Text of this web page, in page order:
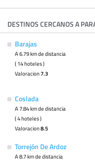
DESTINOS CERCANOS A
Barajas
A 6.79 km de distancia
( 14 hoteles )
Valoracion7.3
Coslada
A 7.84 km de distancia
( 4 hoteles )
Valoracion8.5
Torrejón De Ardoz
A 8.7 km de distancia